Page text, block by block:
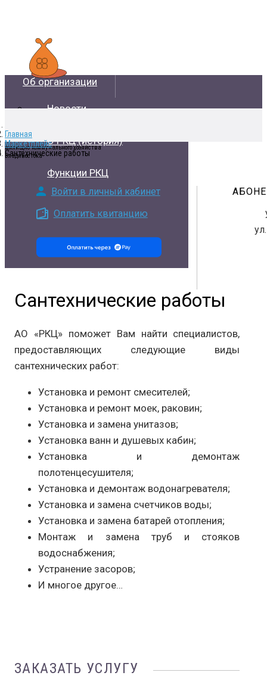
жилищно-коммунального хозяйства
Владивостока
Войти в личный кабинет
Оплатить квитанцию
Об организации
Новости
О РКЦ (история)
Функции РКЦ
Контакты
Документы
Физическим лицам
Маркетплейс
Полезная информация
Главная
Маркетплейс
Сантехнические работы
Сантехнические работы
АО «РКЦ» поможет Вам найти специалистов,
предоставляющих следующие виды
сантехнических работ:
Установка и ремонт смесителей;
Установка и ремонт моек, раковин;
Установка и замена унитазов;
Установка ванн и душевых кабин;
Установка и демонтаж
полотенцесушителя;
Установка и демонтаж водонагревателя;
Установка и замена счетчиков воды;
Установка и замена батарей отопления;
Монтаж и замена труб и стояков
водоснабжения;
Устранение засоров;
И многое другое…
ЗАКАЗАТЬ УСЛУГУ